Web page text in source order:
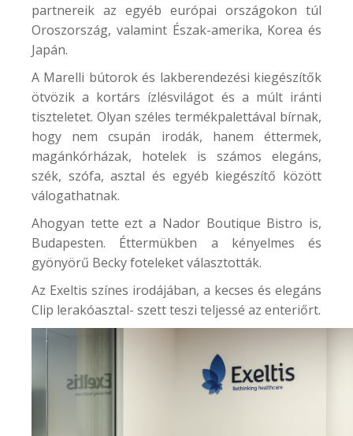
partnereik az egyéb európai országokon túl
Oroszország, valamint Észak-amerika, Korea és
Japán.
A Marelli bútorok és lakberendezési kiegészítők
ötvözik a kortárs ízlésvilágot és a múlt iránti
tiszteletet. Olyan széles termékpalettával bírnak,
hogy nem csupán irodák, hanem éttermek,
magánkórházak, hotelek is számos elegáns,
szék, szófa, asztal és egyéb kiegészítő között
válogathatnak.
Ahogyan tette ezt a Nador Boutique Bistro is,
Budapesten. Éttermükben a kényelmes és
gyönyörű Becky foteleket választották.
Az Exeltis színes irodájában, a kecses és elegáns
Clip lerakóasztal- szett teszi teljessé az enteriőrt.